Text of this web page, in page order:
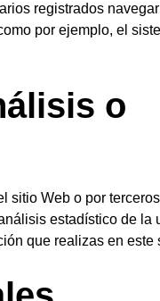
registrados
por ejemplo, el
o
sitio Web o por
estadístico de
que realizas en este